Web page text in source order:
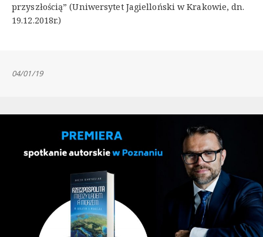
przyszłością” (Uniwersytet Jagielloński w Krakowie, dn.
19.12.2018r.)
04/01/19